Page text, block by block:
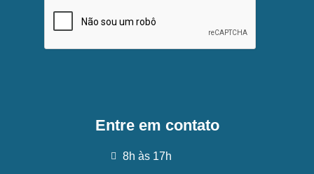
Entre em contato
8h às 17h